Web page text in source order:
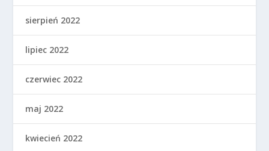
sierpień 2022
lipiec 2022
czerwiec 2022
maj 2022
kwiecień 2022